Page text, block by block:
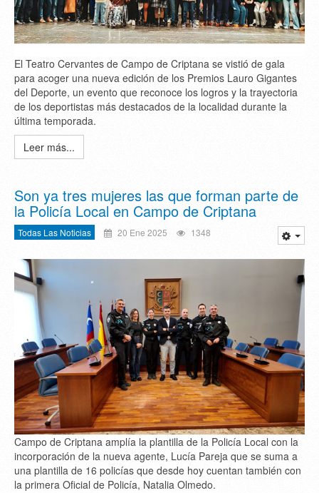
El Teatro Cervantes de Campo de Criptana se vistió de gala
para acoger una nueva edición de los Premios Lauro Gigantes
del Deporte, un evento que reconoce los logros y la trayectoria
de los deportistas más destacados de la localidad durante la
última temporada.
Leer más...
Son ya tres mujeres las que forman parte de
la Policía Local en Campo de Criptana
Todas Las Noticias 20 Ene 2025 1348
Campo de Criptana amplía la plantilla de la Policía Local con la
incorporación de la nueva agente, Lucía Pareja que se suma a
una plantilla de 16 policías que desde hoy cuentan también con
la primera Oficial de Policía, Natalia Olmedo.